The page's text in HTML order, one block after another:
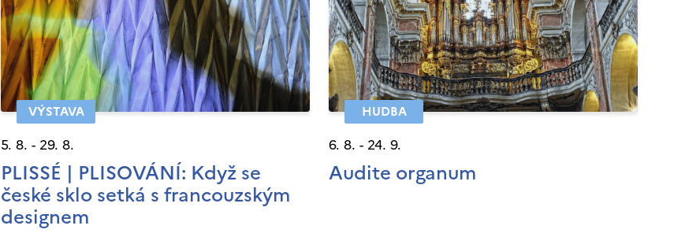
VÝSTAVA
5. 8. - 29. 8.
PLISSÉ | PLISOVÁNÍ: Když se
české sklo setká s francouzským
designem
HUDBA
6. 8. - 24. 9.
Audite organum